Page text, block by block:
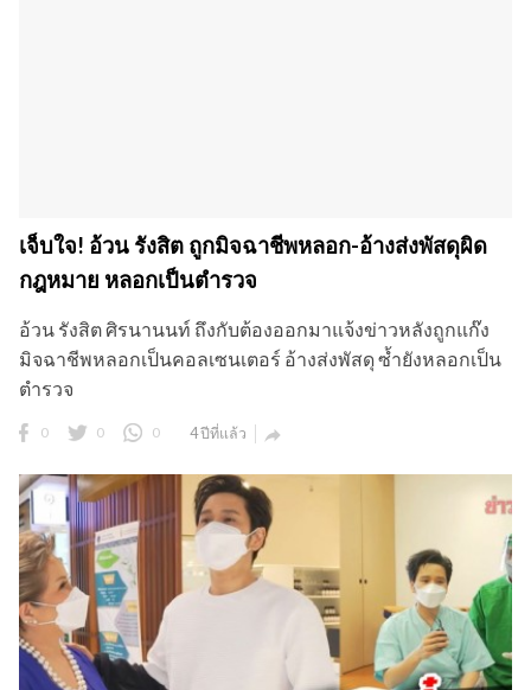
เจ็บใจ! อ้วน รังสิต ถูกมิจฉาชีพหลอก-อ้างส่งพัสดุผิด
กฎหมาย หลอกเป็นตำรวจ
อ้วน รังสิต ศิรนานนท์ ถึงกับต้องออกมาแจ้งข่าวหลังถูกแก๊ง
มิจฉาชีพหลอกเป็นคอลเซนเตอร์ อ้างส่งพัสดุ ซ้ำยังหลอกเป็น
ตำรวจ
0 0 0 4 ปีที่แล้ว 